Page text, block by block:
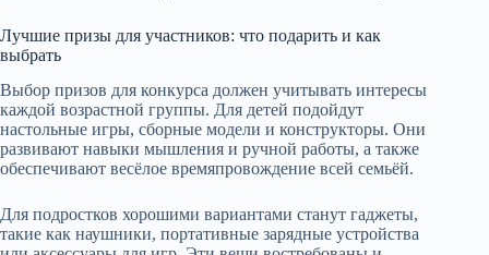
Лучшие призы для участников: что подарить и как
выбрать
Выбор призов для конкурса должен учитывать интересы
каждой возрастной группы. Для детей подойдут
настольные игры, сборные модели и конструкторы. Они
развивают навыки мышления и ручной работы, а также
обеспечивают весёлое времяпровождение всей семьёй.
Для подростков хорошими вариантами станут гаджеты,
такие как наушники, портативные зарядные устройства